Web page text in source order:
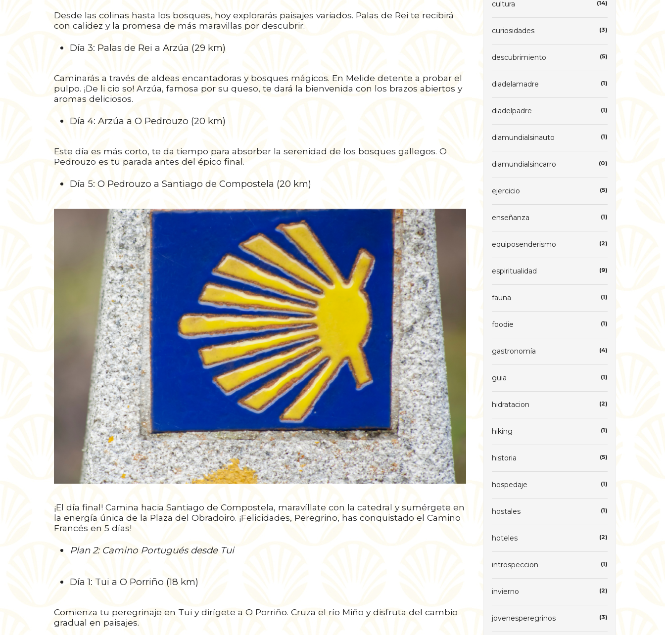
Desde las colinas hasta los bosques, hoy explorarás paisajes variados. Palas de Rei te recibirá
con calidez y la promesa de más maravillas por descubrir.
Día 3: Palas de Rei a Arzúa (29 km)
Caminarás a través de aldeas encantadoras y bosques mágicos. En Melide detente a probar el
pulpo. ¡De li cio so! Arzúa, famosa por su queso, te dará la bienvenida con los brazos abiertos y
aromas deliciosos.
Día 4: Arzúa a O Pedrouzo (20 km)
Este día es más corto, te da tiempo para absorber la serenidad de los bosques gallegos. O
Pedrouzo es tu parada antes del épico final.
Día 5: O Pedrouzo a Santiago de Compostela (20 km)
¡El día final! Camina hacia Santiago de Compostela, maravíllate con la catedral y sumérgete en
la energía única de la Plaza del Obradoiro. ¡Felicidades, Peregrino, has conquistado el Camino
Francés en 5 días!
Plan 2: Camino Portugués desde Tui
Día 1: Tui a O Porriño (18 km)
Comienza tu peregrinaje en Tui y dirígete a O Porriño. Cruza el río Miño y disfruta del cambio
gradual en paisajes.
cultura (14)
curiosidades (3)
descubrimiento (5)
diadelamadre (1)
diadelpadre (1)
diamundialsinauto (1)
diamundialsincarro (0)
ejercicio (5)
enseñanza (1)
equiposenderismo (2)
espiritualidad (9)
fauna (1)
foodie (1)
gastronomía (4)
guia (1)
hidratacion (2)
hiking (1)
historia (5)
hospedaje (1)
hostales (1)
hoteles (2)
introspeccion (1)
invierno (2)
jovenesperegrinos (3)